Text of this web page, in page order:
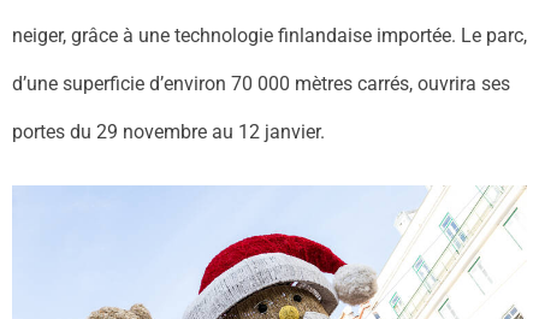
neiger, grâce à une technologie finlandaise importée. Le parc,
d’une superficie d’environ 70 000 mètres carrés, ouvrira ses
portes du 29 novembre au 12 janvier.